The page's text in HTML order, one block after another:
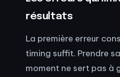
résultats
La première erreur
timing suffit. Prendre
moment ne sert pas à